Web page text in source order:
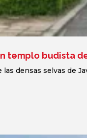
templo budista
densas selvas de